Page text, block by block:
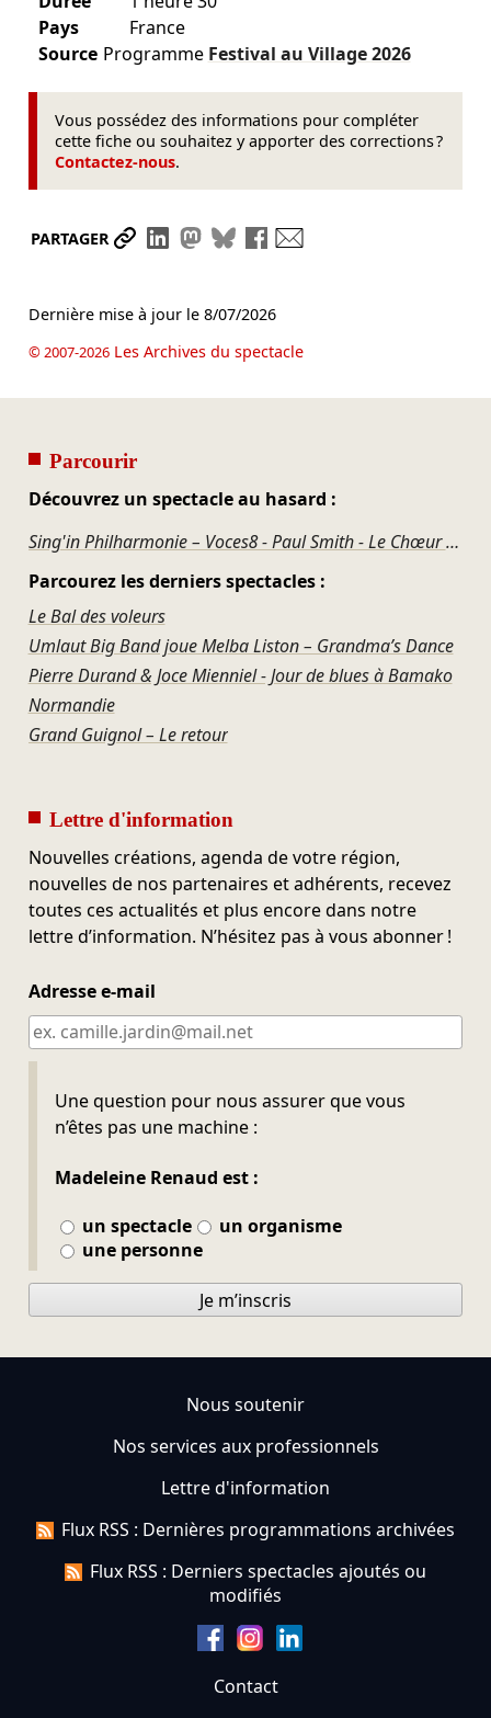
Pays
France
Source Programme Festival au Village2026
Vous possédez des informations pour compléter
cette fiche ou souhaitez y apporter des corrections ?
Contactez-nous.
PARTAGER Partager le lien
Partager sur LinkedIn
Partager sur Mastodon
Partager sur Bluesky
Partager sur Facebook
Dernière mise à jour le 8/07/2026
© 2007-2026Les Archives du spectacle
Parcourir
Découvrez un spectacle au hasard :
Sing'in Philharmonie – Voces8 - Paul Smith - Le Chœur des Polysons
Parcourez les derniers spectacles :
Le Bal des voleurs
Umlaut Big Band joue Melba Liston – Grandma’s Dance
Pierre Durand & Joce Mienniel - Jour de blues à Bamako
Normandie
Grand Guignol – Le retour
Lettre d'information
Nouvelles créations, agenda de votre région,
nouvelles de nos partenaires et adhérents, recevez
toutes ces actualités et plus encore dans notre
lettre d’information. N’hésitez pas à vous abonner !
Adresse e-mail
Une question pour nous assurer que vous
n’êtes pas une machine :
Madeleine Renaud est :
un spectacle
un organisme
une personne
Ne pas remplir
Je m’inscris
Nous soutenir
Nos services aux professionnels
Lettre d'information
Flux RSS : Dernières programmations archivées
Flux RSS : Derniers spectacles ajoutés ou
modifiés
Contact